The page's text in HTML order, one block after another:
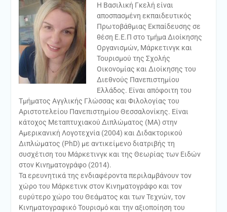
Η Βασιλική Γκελή είναι
αποσπασμένη εκπαιδευτικός
Πρωτοβάθμιας Εκπαίδευσης σε
θέση Ε.Ε.Π στο τμήμα Διοίκησης
Οργανισμών, Μάρκετινγκ και
Τουρισμού της Σχολής
Οικονομίας και Διοίκησης του
Διεθνούς Πανεπιστημίου
Ελλάδος. Είναι απόφοιτη του
Τμήματος Αγγλικής Γλώσσας και Φιλολογίας του
Αριστοτελείου Πανεπιστημίου Θεσσαλονίκης. Είναι
κάτοχος Μεταπτυχιακού Διπλώματος (ΜΑ) στην
Αμερικανική Λογοτεχνία (2004) και Διδακτορικού
Διπλώματος (PhD) με αντικείμενο διατριβής τη
συσχέτιση του Μάρκετινγκ και της Θεωρίας των Ειδών
στον Κινηματογράφο (2014).
Τα ερευνητικά της ενδιαφέροντα περιλαμβάνουν τον
χώρο του Μάρκετινκ στον Κινηματογράφο και τον
ευρύτερο χώρο του Θεάματος και των Τεχνών, τον
Κινηματογραφικό Τουρισμό και την αξιοποίηση του